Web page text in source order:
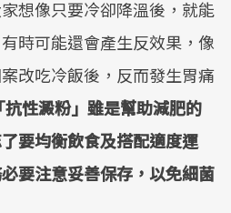
想像只要冷卻降溫後，就能
時可能還會產生反效果，像
改吃冷飯後，反而發生胃痛
抗性澱粉」雖是幫助減肥的
要均衡飲食及搭配適度運
要注意妥善保存，以免細菌